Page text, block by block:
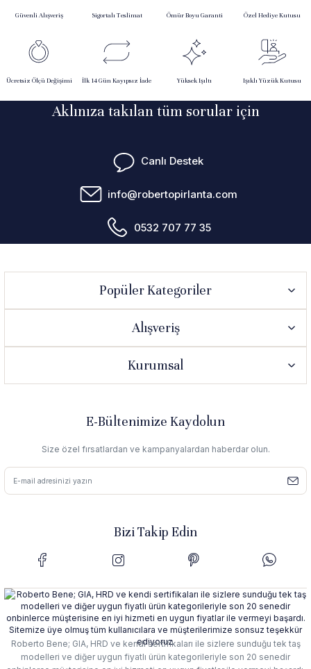
Güvenli Alışveriş Sigortalı Teslimat Ömür Boyu Garanti Özel Hediye Kutusu
Ücretsiz Ölçü Değişimi İlk 14 Gün Kayıpsız İade Yüksek Işıltı Işıklı Yüzük Kutusu
Aklınıza takılan tüm sorular için
Canlı Destek
info@robertopirlanta.com
0532 707 77 35
Popüler Kategoriler
Alışveriş
Kurumsal
E-Bültenimize Kaydolun
Size özel fırsatlardan ve kampanyalardan haberdar olun.
Bizi Takip Edin
Roberto Bene; GIA, HRD ve kendi sertifikaları ile sizlere sunduğu tek taş
modelleri ve diğer uygun fiyatlı ürün kategorileriyle son 20 senedir